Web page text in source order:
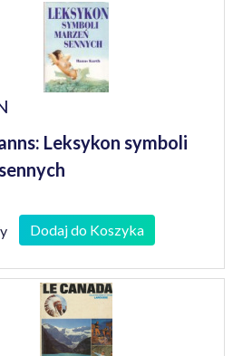
Leksykon symboli
Dodaj do Koszyka